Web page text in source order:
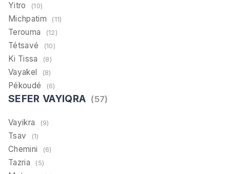
Yitro (10)
Michpatim (11)
Terouma (12)
Tétsavé (10)
Ki Tissa (8)
Vayakel (8)
Pékoudé (6)
SEFER VAYIQRA (57)
Vayikra (9)
Tsav (1)
Chemini (6)
Tazria (5)